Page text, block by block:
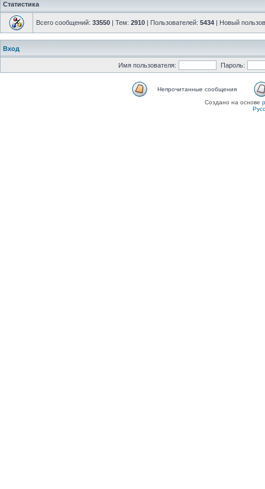
Статистика
Всего сообщений: 33550 | Тем: 2910 | Пользователей: 5434 | Новый
Вход
Имя пользователя: Пароль:
Непрочитанные сообщения
Создано на основе